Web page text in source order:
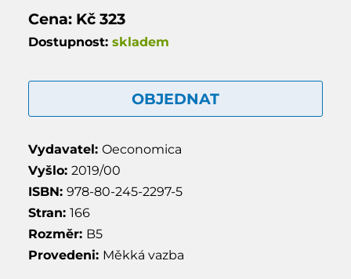
Cena: Kč 323
Dostupnost: skladem
OBJEDNAT
Vydavatel: Oeconomica
Vyšlo: 2019/00
ISBN: 978-80-245-2297-5
Stran: 166
Rozměr: B5
Provedeni: Měkká vazba